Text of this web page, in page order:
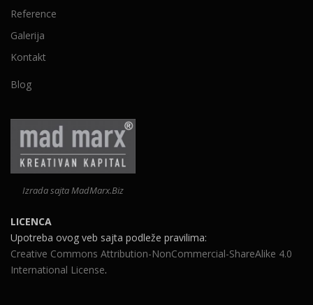
Reference
Galerija
Kontakt
Blog
Izrada sajta MadMarx.Biz
LICENCA
Upotreba ovog veb sajta podleže pravilima:
Creative Commons Attribution-NonCommercial-ShareAlike 4.0
International License.